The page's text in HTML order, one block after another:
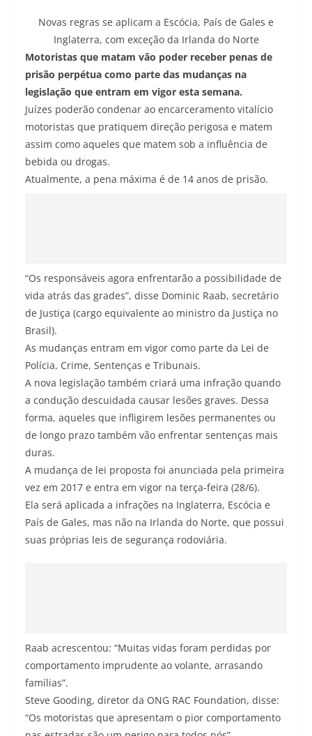
Novas regras se aplicam a Escócia, País de Gales e
Inglaterra, com exceção da Irlanda do Norte
Motoristas que matam vão poder receber penas de
prisão perpétua como parte das mudanças na
legislação que entram em vigor esta semana.
Juízes poderão condenar ao encarceramento vitalício
motoristas que pratiquem direção perigosa e matem
assim como aqueles que matem sob a influência de
bebida ou drogas.
Atualmente, a pena máxima é de 14 anos de prisão.
“Os responsáveis agora enfrentarão a possibilidade de
vida atrás das grades”, disse Dominic Raab, secretário
de Justiça (cargo equivalente ao ministro da Justiça no
Brasil).
As mudanças entram em vigor como parte da Lei de
Polícia, Crime, Sentenças e Tribunais.
A nova legislação também criará uma infração quando
a condução descuidada causar lesões graves. Dessa
forma, aqueles que infligirem lesões permanentes ou
de longo prazo também vão enfrentar sentenças mais
duras.
A mudança de lei proposta foi anunciada pela primeira
vez em 2017 e entra em vigor na terça-feira (28/6).
Ela será aplicada a infrações na Inglaterra, Escócia e
País de Gales, mas não na Irlanda do Norte, que possui
suas próprias leis de segurança rodoviária.
Raab acrescentou: “Muitas vidas foram perdidas por
comportamento imprudente ao volante, arrasando
famílias”.
Steve Gooding, diretor da ONG RAC Foundation, disse:
“Os motoristas que apresentam o pior comportamento